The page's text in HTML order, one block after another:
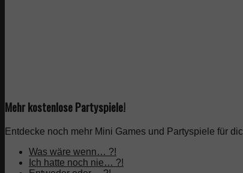
Mehr kostenlose Partyspiele!
Entdecke noch mehr Mini Games und Partyspiele für
Was wäre wenn… ?!
Ich hatte noch nie… ?!